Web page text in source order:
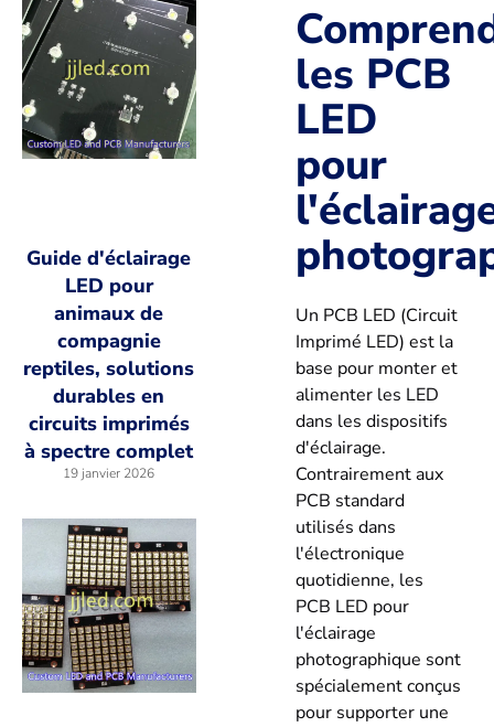
Guide d'éclairage
LED pour
animaux de
compagnie
reptiles, solutions
durables en
circuits imprimés
à spectre complet
19 janvier 2026
les PCB
LED
pour
Un PCB LED (Circuit
Imprimé LED) est la
base pour monter et
alimenter les LED
dans les dispositifs
d'éclairage.
Contrairement aux
PCB standard
utilisés dans
l'électronique
quotidienne, les
PCB LED pour
l'éclairage
photographique sont
spécialement conçus
pour supporter une